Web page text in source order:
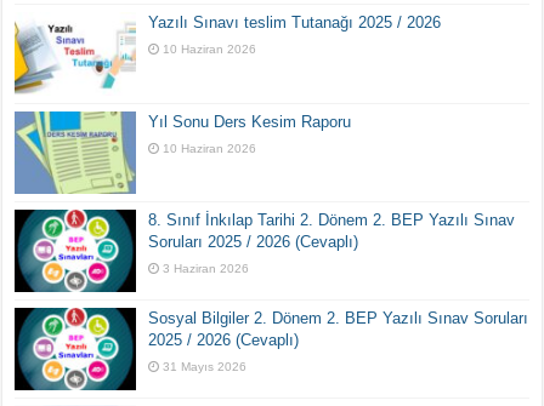
Yazılı Sınavı teslim Tutanağı 2025 / 2026
10 Haziran 2026
Yıl Sonu Ders Kesim Raporu
10 Haziran 2026
8. Sınıf İnkılap Tarihi 2. Dönem 2. BEP Yazılı Sınav
Soruları 2025 / 2026 (Cevaplı)
3 Haziran 2026
Sosyal Bilgiler 2. Dönem 2. BEP Yazılı Sınav Soruları
2025 / 2026 (Cevaplı)
31 Mayıs 2026